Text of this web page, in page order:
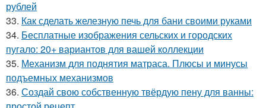
рублей
33. Как сделать железную печь для бани своими руками
34. Бесплатные изображения сельских и городских
пугало: 20+ вариантов для вашей коллекции
35. Механизм для поднятия матраса. Плюсы и минусы
подъемных механизмов
36. Создай свою собственную твёрдую пену для ванны: